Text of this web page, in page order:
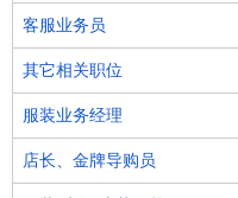
客服业务员
其它相关职位
服装业务经理
店长、金牌导购员